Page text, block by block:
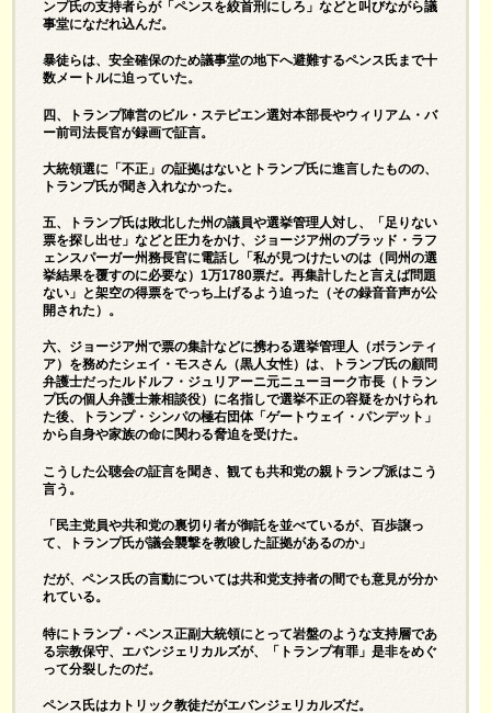
ンプ氏の支持者らが「ペンスを絞首刑にしろ」などと叫びながら議
事堂になだれ込んだ。
暴徒らは、安全確保のため議事堂の地下へ避難するペンス氏まで十
数メートルに迫っていた。
四、トランプ陣営のビル・ステピエン選対本部長やウィリアム・バ
ー前司法長官が録画で証言。
大統領選に「不正」の証拠はないとトランプ氏に進言したものの、
トランプ氏が聞き入れなかった。
五、トランプ氏は敗北した州の議員や選挙管理人対し、「足りない
票を探し出せ」などと圧力をかけ、ジョージア州のブラッド・ラフ
ェンスパーガー州務長官に電話し「私が見つけたいのは（同州の選
挙結果を覆すのに必要な）1万1780票だ。再集計したと言えば問題
ない」と架空の得票をでっち上げるよう迫った（その録音音声が公
開された）。
六、ジョージア州で票の集計などに携わる選挙管理人（ボランティ
ア）を務めたシェイ・モスさん（黒人女性）は、トランプ氏の顧問
弁護士だったルドルフ・ジュリアーニ元ニューヨーク市長（トラン
プ氏の個人弁護士兼相談役）に名指しで選挙不正の容疑をかけられ
た後、トランプ・シンパの極右団体「ゲートウェイ・パンデット」
から自身や家族の命に関わる脅迫を受けた。
こうした公聴会の証言を聞き、観ても共和党の親トランプ派はこう
言う。
「民主党員や共和党の裏切り者が御託を並べているが、百歩譲っ
て、トランプ氏が議会襲撃を教唆した証拠があるのか」
だが、ペンス氏の言動については共和党支持者の間でも意見が分か
れている。
特にトランプ・ペンス正副大統領にとって岩盤のような支持層であ
る宗教保守、エバンジェリカルズが、「トランプ有罪」是非をめぐ
って分裂したのだ。
ペンス氏はカトリック教徒だがエバンジェリカルズだ。